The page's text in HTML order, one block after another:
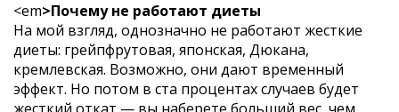
<em>Почему не работают диеты
На мой взгляд, однозначно не работают жесткие
диеты: грейпфрутовая, японская, Дюкана,
кремлевская. Возможно, они дают временный
эффект. Но потом в ста процентах случаев будет